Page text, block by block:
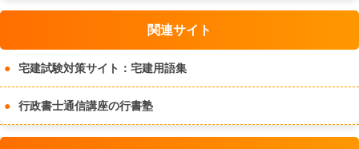
関連サイト
宅建試験対策サイト：宅建用語集
行政書士通信講座の行書塾